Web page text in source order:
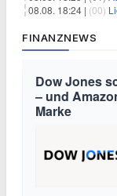
08.08. 18:24 | (00)
FINANZNEWS
Dow Jones
– und
Marke